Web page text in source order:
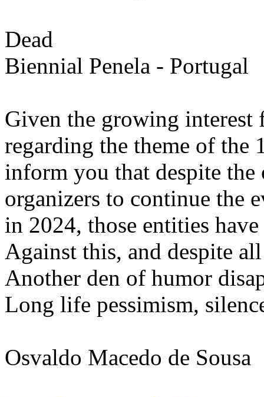
Dead
Biennial Penela - Portugal
Given the growing interest
regarding the theme of
inform you that despite
organizers to continue the
in 2024, those entities
Against this, and despite
Another den of humor
Long life pessimism,
Osvaldo Macedo de Sousa